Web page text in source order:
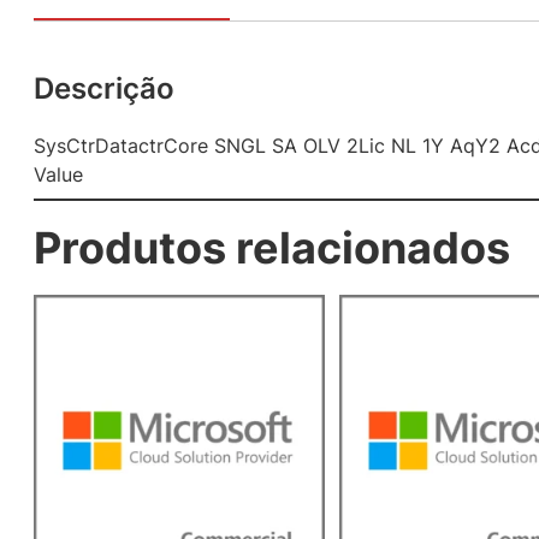
Descrição
SysCtrDatactrCore SNGL SA OLV 2Lic NL 1Y AqY2
Value
Produtos relacionados